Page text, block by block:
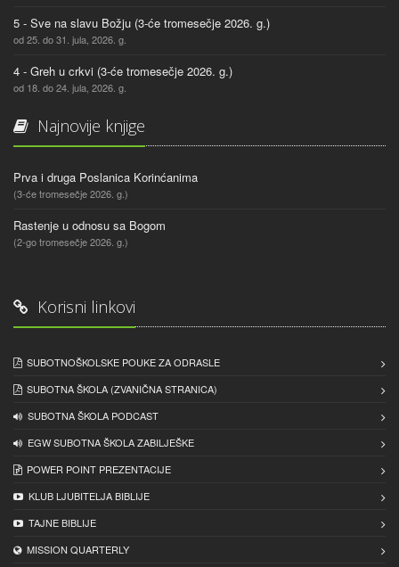
5 - Sve na slavu Božju (3-će tromesečje 2026. g.)
od 25. do 31. jula, 2026. g.
4 - Greh u crkvi (3-će tromesečje 2026. g.)
od 18. do 24. jula, 2026. g.
Najnovije knjige
Prva i druga Poslanica Korinćanima
(3-će tromesečje 2026. g.)
Rastenje u odnosu sa Bogom
(2-go tromesečje 2026. g.)
Korisni linkovi
SUBOTNOŠKOLSKE POUKE ZA ODRASLE
SUBOTNA ŠKOLA (ZVANIČNA STRANICA)
SUBOTNA ŠKOLA PODCAST
EGW SUBOTNA ŠKOLA ZABILJEŠKE
POWER POINT PREZENTACIJE
KLUB LJUBITELJA BIBLIJE
TAJNE BIBLIJE
MISSION QUARTERLY